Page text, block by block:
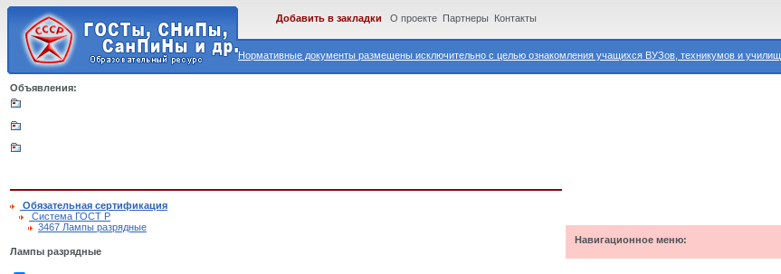
Нормативные документы размещены исключительно с целью ознакомления учащихся ВУЗов, техникумов и училищ.
Добавить в закладки О проекте Партнеры Контакты
Объявления:
Обязательная сертификация
Cистема ГОСТ Р
3467 Лампы разрядные
Лампы разрядные
Навигационное меню: